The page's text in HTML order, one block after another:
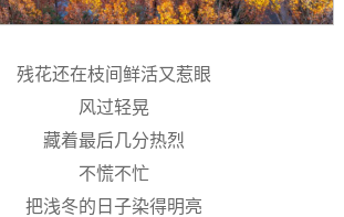
残花还在枝间鲜活又惹眼
风过轻晃
藏着最后几分热烈
不慌不忙
把浅冬的日子染得明亮